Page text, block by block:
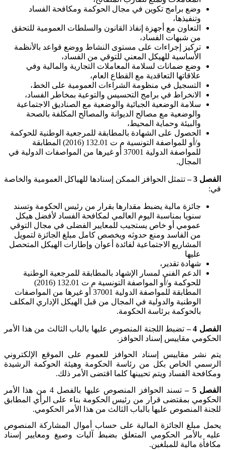
وضع برامج تكوين في مجال الحوكمة ومكافحة الفساد
وتنفيذها،
التعاون مع أجهزة إنفاذ القانون والسلطات العمومية للتحقق
من شبهات الفساد،
تركيز إجراءات على مستوى النشاط ووضع قواعد بالأنظمة
الأساسية للهيكل المعني للتوقي من الفساد،
وضع ضمانات لسلامة المعاملات التجارية والمالية وفي
علاقاتها التعاقدية مع القطاع العام،
التسجيل في منظومة الشراءات العمومية على الخط،
الانخراط في برامج التحسيس والتوعية بمخاطر الفساد،
سلامة الوضعية الجبائية والوضعية مع الصناديق الاجتماعية
والوضعية مع مصالح الديوانة والمصالح المكلفة بالصحة
والبيئة وحماية المحيط،
الحصول على الشهادة بالمطابقة للمرجعية الوطنية للحوكمة
و/أو للمواصفة التونسية م ت 132.01 (2016) المطابقة
للمواصفة الدولية 37001 أو غيرها من المواصفات الدولية في
المجال.
الفصل 3 –
تتمثل الحوافز الممكن إسنادها للهياكل العمومية والخاصة
في:
جائزة مالية يضبط مقدارها بقرار من رئيس الحكومة وتسند
سنويا بمناسبة اليوم العالمي لمكافحة الفساد لأفضل هيكل
عمومي أو خاص يستجيب للمعايير الفضلى في مجال التوقي
من الفاسد ومنع حدوثه ويخصص كامل مبلغ الجائزة لتمويل
المشاريع الاجتماعية لفائدة أعوان وإطارات الهيكل المتحصل
عليها
شهادة تقدير،
الدعم الفني لمسار الإشهاد بالمطابقة للمرجعية الوطنية
للحوكمة و/أو المواصفة التونسية م ت 132.01 (2016)
المطابقة للمواصفة الدولية 37001 أو غيرها من المواصفات
الوطنية والدولية في المجال من قبل الهيكل الإداري المكلف
بالحوكمة برئاسة الحكومة.
الفصل 4 –
تضبط اللجنة المنصوص عليها بالباب الثالث من هذا الأمر
الحكومي مقاييس إسناد الحوافز .
يتم نشر مقاييس إسناد الحوافز للعموم على الموقع الإلكتروني
الرسمي الخاص بكل من رئاسة الحكومة وهيئة الحوكمة الرشيدة
ومكافحة الفساد ويتم تحيينها كلما اقتضى الأمر ذلك.
الفصل 5 –
تسند الحوافز المنصوص عليها بالفصل 4 من هذا الأمر
الحكومي بمقتضى قرار من رئيس الحكومة بناء على الرأي المطابق
للجنة المنصوص عليها بالباب الثالث من هذا الأمر الحكومي.
يحمل مبلغ الجائزة المالية على حساب أموال المشاركة المنصوص
عليه بالأمر الحكومي المتعلق بضبط آليات وصيغ ومعايير إسناد
مكافأة مالية للمبلغين.